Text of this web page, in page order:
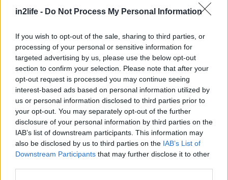
in2life - Do Not Process My Personal Information
If you wish to opt-out of the sale, sharing to third parties, or
processing of your personal or sensitive information for
targeted advertising by us, please use the below opt-out
section to confirm your selection. Please note that after your
opt-out request is processed you may continue seeing
interest-based ads based on personal information utilized by
us or personal information disclosed to third parties prior to
your opt-out. You may separately opt-out of the further
disclosure of your personal information by third parties on the
IAB’s list of downstream participants. This information may
also be disclosed by us to third parties on the IAB’s List of
Downstream Participants that may further disclose it to other
Κουίζ: Θυμάσαι τον "καρατερίστα" του παλιού
ελληνικού κινηματογράφου; (Μέρος Β)
Koυίζ:
PODCASTS
Αναζήτηση
για...